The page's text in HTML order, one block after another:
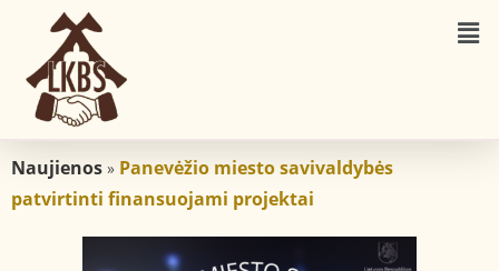
Naujienos » Panevėžio miesto savivaldybės
patvirtinti finansuojami projektai